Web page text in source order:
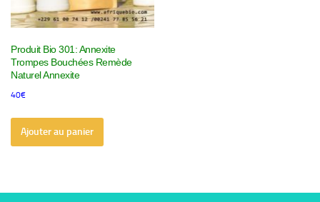
Produit Bio 301: Annexite
Trompes Bouchées Remède
Naturel Annexite
40€
Ajouter au panier